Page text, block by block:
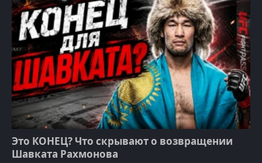
Это КОНЕЦ? Что скрывают о возвращении
Шавката Рахмонова